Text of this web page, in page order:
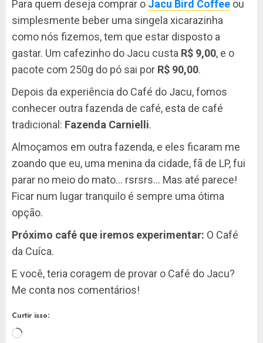
Para quem deseja comprar o Jacu Bird Coffee ou
simplesmente beber uma singela xicarazinha
como nós fizemos, tem que estar disposto a
gastar. Um cafezinho do Jacu custa R$ 9,00, e o
pacote com 250g do pó sai por R$ 90,00.
Depois da experiência do Café do Jacu, fomos
conhecer outra fazenda de café, esta de café
tradicional: Fazenda Carnielli.
Almoçamos em outra fazenda, e eles ficaram me
zoando que eu, uma menina da cidade, fã de LP, fui
parar no meio do mato… rsrsrs… Mas até parece!
Ficar num lugar tranquilo é sempre uma ótima
opção.
Próximo café que iremos experimentar: O Café
da Cuíca.
E você, teria coragem de provar o Café do Jacu?
Me conta nos comentários!
Curtir isso:
Carregando...